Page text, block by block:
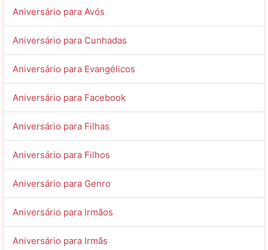
Aniversário para Avós
Aniversário para Cunhadas
Aniversário para Evangélicos
Aniversário para Facebook
Aniversário para Filhas
Aniversário para Filhos
Aniversário para Genro
Aniversário para Irmãos
Aniversário para Irmãs